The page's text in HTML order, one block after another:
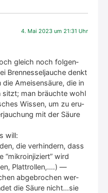
4. Mai 2023 um 21:31 Uhr
gleich noch fol­gen­
Bren­nes­sel­jau­che denkt
die Amei­sen­säu­re, die in
sitzt; man bräuch­te wohl
Wis­sen, um zu eru­
mit der Säu­re
will:
die ver­hin­dern, dass
“mikro­in­ji­ziert” wird
Platt­rol­len,.…) —
abge­bro­chen wer­
die Säu­re nicht…sie